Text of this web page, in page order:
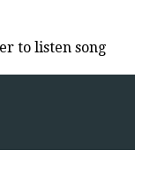
to listen song